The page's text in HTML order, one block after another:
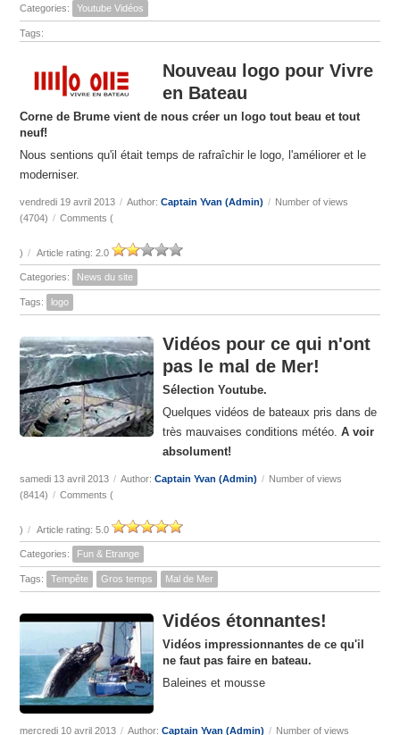
Categories: Youtube Vidéos
Tags:
Nouveau logo pour Vivre
en Bateau
Corne de Brume vient de nous créer un logo tout beau et tout
neuf!
Nous sentions qu'il était temps de rafraîchir le logo, l'améliorer et le
moderniser.
vendredi 19 avril 2013 / Author:Captain Yvan (Admin) / Number of views
(4704) / Comments (
) / Article rating: 2.0
Categories: News du site
Tags: logo
Vidéos pour ce qui n'ont
pas le mal de Mer!
Sélection Youtube.
Quelques vidéos de bateaux pris dans de
très mauvaises conditions météo.A voir
absolument!
samedi 13 avril 2013 / Author:Captain Yvan (Admin) / Number of views
(8414) / Comments (
) / Article rating: 5.0
Categories: Fun & Etrange
Tags: Tempête Gros temps Mal de Mer
Vidéos étonnantes!
Vidéos impressionnantes de ce qu'il
ne faut pas faire en bateau.
Baleines et mousse
mercredi 10 avril 2013 / Author:Captain Yvan (Admin) / Number of views